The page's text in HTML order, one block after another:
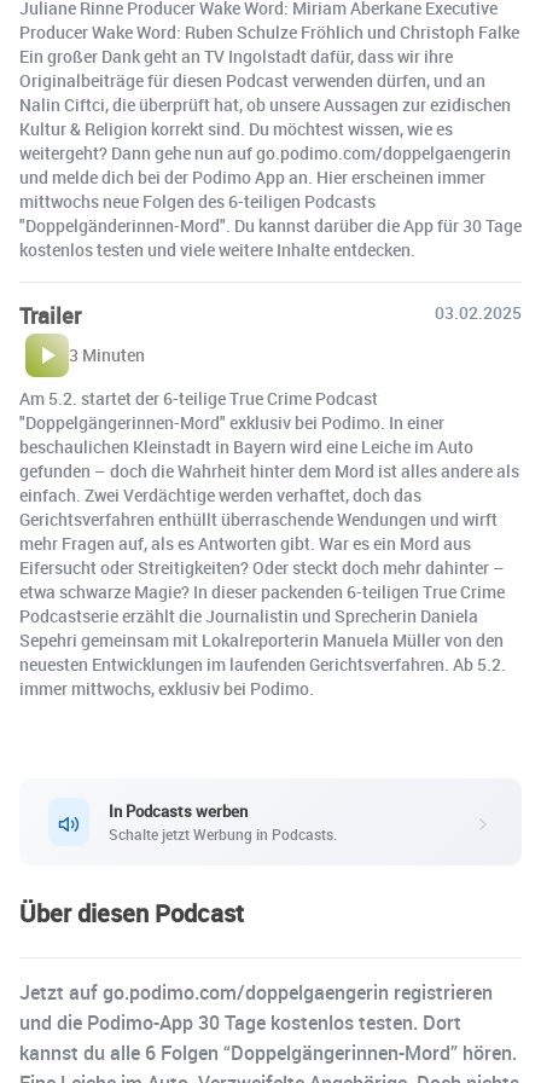
Juliane Rinne Producer Wake Word: Miriam Aberkane Executive
Producer Wake Word: Ruben Schulze Fröhlich und Christoph Falke
Ein großer Dank geht an TV Ingolstadt dafür, dass wir ihre
Originalbeiträge für diesen Podcast verwenden dürfen, und an
Nalin Ciftci, die überprüft hat, ob unsere Aussagen zur ezidischen
Kultur & Religion korrekt sind. Du möchtest wissen, wie es
weitergeht? Dann gehe nun auf go.podimo.com/doppelgaengerin
und melde dich bei der Podimo App an. Hier erscheinen immer
mittwochs neue Folgen des 6-teiligen Podcasts
"Doppelgänderinnen-Mord". Du kannst darüber die App für 30 Tage
kostenlos testen und viele weitere Inhalte entdecken.
Trailer
03.02.2025
3 Minuten
Am 5.2. startet der 6-teilige True Crime Podcast
"Doppelgängerinnen-Mord" exklusiv bei Podimo. In einer
beschaulichen Kleinstadt in Bayern wird eine Leiche im Auto
gefunden – doch die Wahrheit hinter dem Mord ist alles andere als
einfach. Zwei Verdächtige werden verhaftet, doch das
Gerichtsverfahren enthüllt überraschende Wendungen und wirft
mehr Fragen auf, als es Antworten gibt. War es ein Mord aus
Eifersucht oder Streitigkeiten? Oder steckt doch mehr dahinter –
etwa schwarze Magie? In dieser packenden 6-teiligen True Crime
Podcastserie erzählt die Journalistin und Sprecherin Daniela
Sepehri gemeinsam mit Lokalreporterin Manuela Müller von den
neuesten Entwicklungen im laufenden Gerichtsverfahren. Ab 5.2.
immer mittwochs, exklusiv bei Podimo.
In Podcasts werben
Schalte jetzt Werbung in Podcasts.
Über diesen Podcast
Jetzt auf go.podimo.com/doppelgaengerin registrieren
und die Podimo-App 30 Tage kostenlos testen. Dort
kannst du alle 6 Folgen “Doppelgängerinnen-Mord” hören.